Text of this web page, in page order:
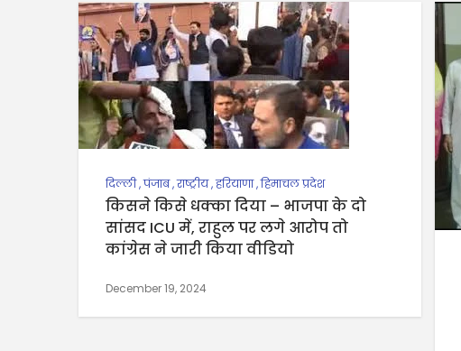
दिल्ली,पंजाब,राष्ट्रीय,हरियाणा,हिमाचल प्रदेश
किसने किसे धक्का दिया – भाजपा के दो
सांसद ICU में, राहुल पर लगे आरोप तो
कांग्रेस ने जारी किया वीडियो
December 19, 2024